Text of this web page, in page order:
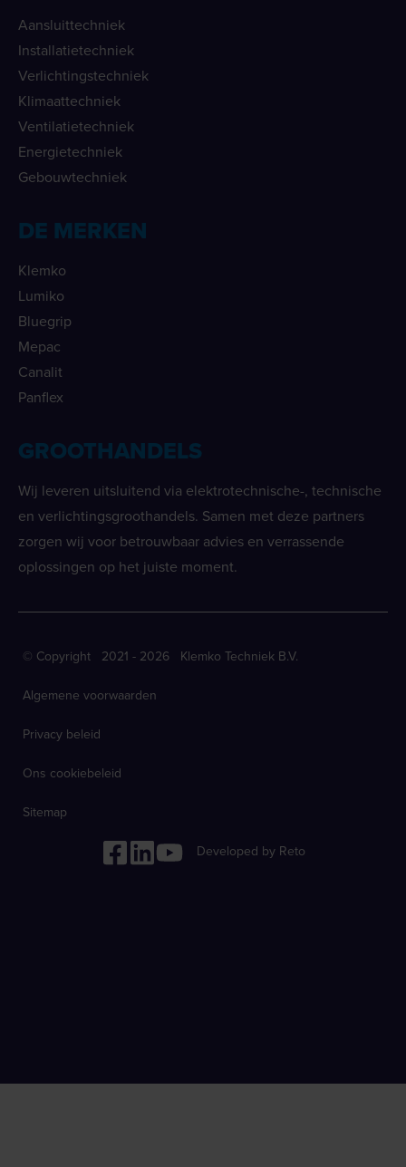
Aansluittechniek
Installatietechniek
Verlichtingstechniek
Klimaattechniek
Ventilatietechniek
Energietechniek
Gebouwtechniek
DE MERKEN
Klemko
Lumiko
Bluegrip
Mepac
Canalit
Panflex
GROOTHANDELS
Wij leveren uitsluitend via elektrotechnische-, technische
en verlichtingsgroothandels. Samen met deze partners
zorgen wij voor betrouwbaar advies en verrassende
oplossingen op het juiste moment.
© Copyright 2021 - 2026 Klemko Techniek B.V.
Algemene voorwaarden
Privacy beleid
Ons cookiebeleid
Sitemap
Developed by Reto